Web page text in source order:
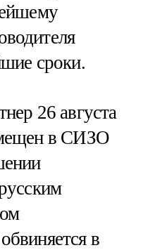
сроки.
26 августа
в СИЗО
в